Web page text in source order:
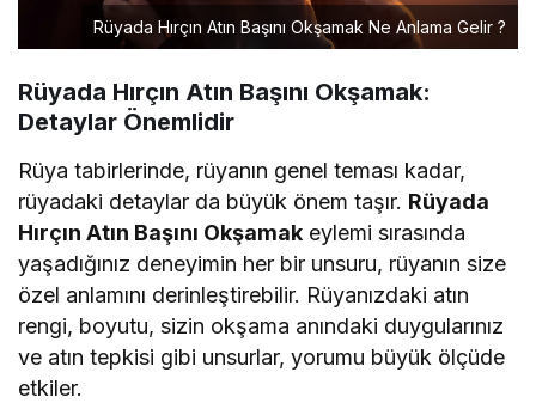
Rüyada Hırçın Atın Başını Okşamak Ne Anlama Gelir ?
Rüyada Hırçın Atın Başını Okşamak:
Detaylar Önemlidir
Rüya tabirlerinde, rüyanın genel teması kadar,
rüyadaki detaylar da büyük önem taşır. Rüyada
Hırçın Atın Başını Okşamak eylemi sırasında
yaşadığınız deneyimin her bir unsuru, rüyanın size
özel anlamını derinleştirebilir. Rüyanızdaki atın
rengi, boyutu, sizin okşama anındaki duygularınız
ve atın tepkisi gibi unsurlar, yorumu büyük ölçüde
etkiler.